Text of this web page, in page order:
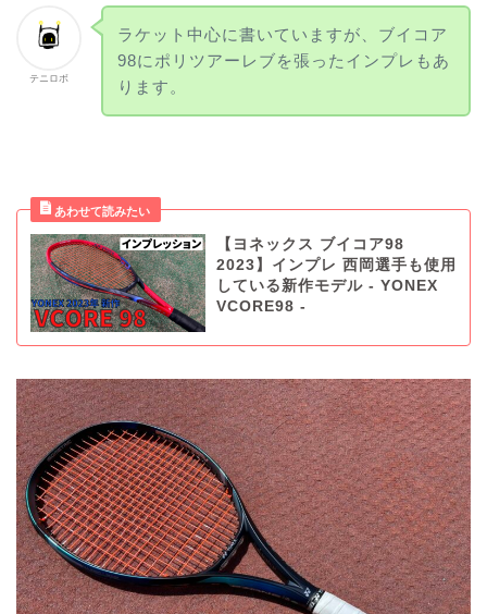
テニロボ
ラケット中心に書いていますが、ブイコア
98にポリツアーレブを張ったインプレもあ
ります。
【ヨネックス ブイコア98
2023】インプレ 西岡選手も使用
している新作モデル - YONEX
VCORE98 -